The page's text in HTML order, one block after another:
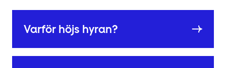
Varför höjs hyran?